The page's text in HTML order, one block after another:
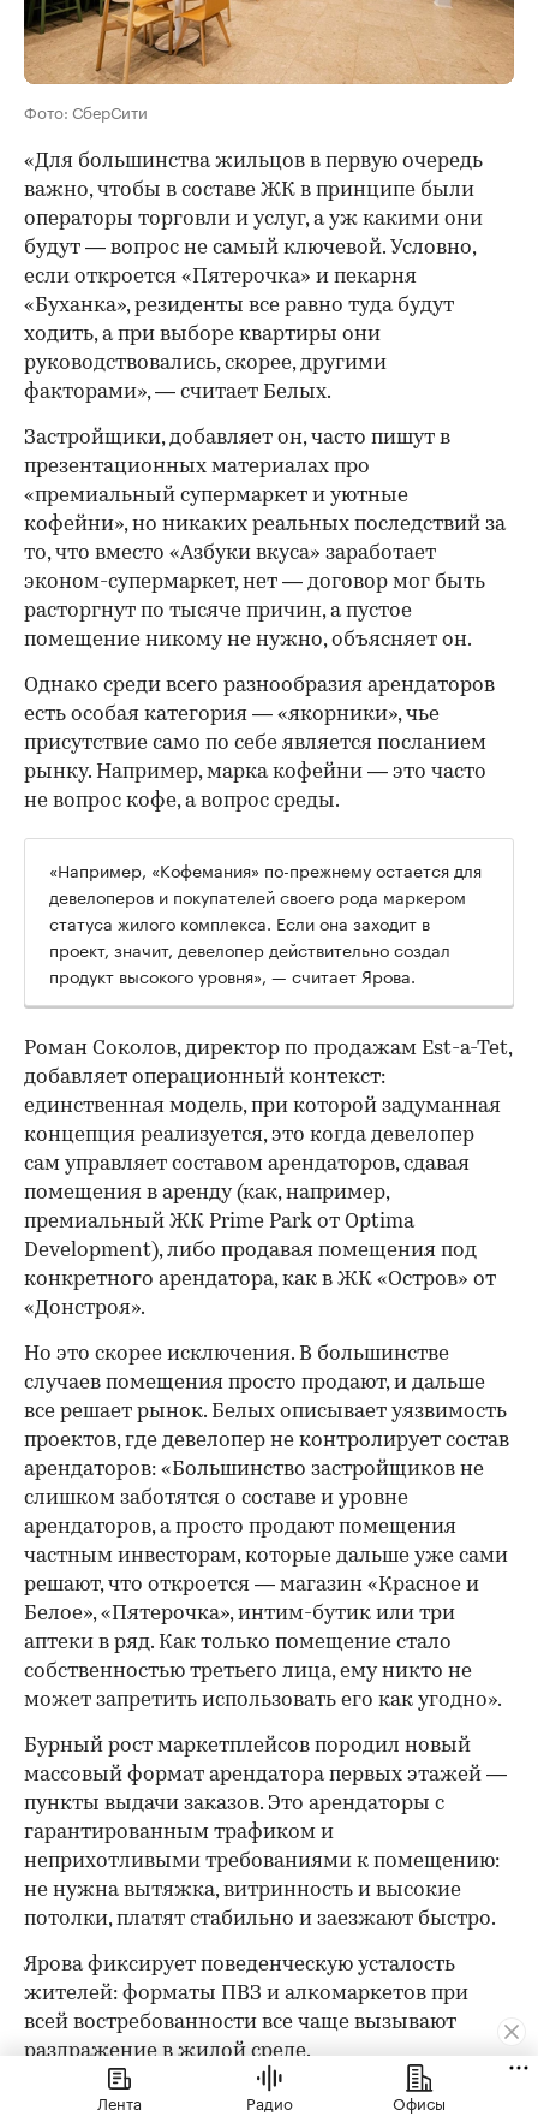
Фото: СберСити
«Для большинства жильцов в первую очередь
важно, чтобы в составе ЖК в принципе были
операторы торговли и услуг, а уж какими они
будут — вопрос не самый ключевой. Условно,
если откроется «Пятерочка» и пекарня
«Буханка», резиденты все равно туда будут
ходить, а при выборе квартиры они
руководствовались, скорее, другими
факторами», — считает Белых.
Застройщики, добавляет он, часто пишут в
презентационных материалах про
«премиальный супермаркет и уютные
кофейни», но никаких реальных последствий за
то, что вместо «Азбуки вкуса» заработает
эконом-супермаркет, нет — договор мог быть
расторгнут по тысяче причин, а пустое
помещение никому не нужно, объясняет он.
Однако среди всего разнообразия арендаторов
есть особая категория — «якорники», чье
присутствие само по себе является посланием
рынку. Например, марка кофейни — это часто
не вопрос кофе, а вопрос среды.
«Например, «Кофемания» по-прежнему остается для
девелоперов и покупателей своего рода маркером
статуса жилого комплекса. Если она заходит в
проект, значит, девелопер действительно создал
продукт высокого уровня», — считает Ярова.
Роман Соколов, директор по продажам Est-a-Tet,
добавляет операционный контекст:
единственная модель, при которой задуманная
концепция реализуется, это когда девелопер
сам управляет составом арендаторов, сдавая
помещения в аренду (как, например,
премиальный ЖК Prime Park от Optima
Development), либо продавая помещения под
конкретного арендатора, как в ЖК «Остров» от
«Донстроя».
Но это скорее исключения. В большинстве
случаев помещения просто продают, и дальше
все решает рынок. Белых описывает уязвимость
проектов, где девелопер не контролирует состав
арендаторов: «Большинство застройщиков не
слишком заботятся о составе и уровне
арендаторов, а просто продают помещения
частным инвесторам, которые дальше уже сами
решают, что откроется — магазин «Красное и
Белое», «Пятерочка», интим-бутик или три
аптеки в ряд. Как только помещение стало
собственностью третьего лица, ему никто не
может запретить использовать его как угодно».
Бурный рост маркетплейсов породил новый
массовый формат арендатора первых этажей —
пункты выдачи заказов. Это арендаторы с
гарантированным трафиком и
неприхотливыми требованиями к помещению:
не нужна вытяжка, витринность и высокие
потолки, платят стабильно и заезжают быстро.
Ярова фиксирует поведенческую усталость
жителей: форматы ПВЗ и алкомаркетов при
всей востребованности все чаще вызывают
раздражение в жилой среде.
Двойной трафик
Лента Радио Офисы